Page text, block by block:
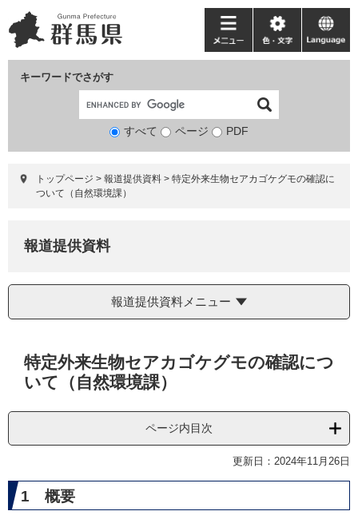
ー
ジ
ニ
ュ
て
キーワードでさがす
検
象
すべて ページ PDF
メ
ニ
ー
色・
文
language
トップページ > 報道提供資料 > 特定外来生物セアカゴケグモの確認に
ついて（自然環境課）
報道提供資料
報道提供資料メニュー
特定外来生物セアカゴケグモの確認につ
いて（自然環境課）
ページ内目次
更新日：2024年11月26日
1 概要